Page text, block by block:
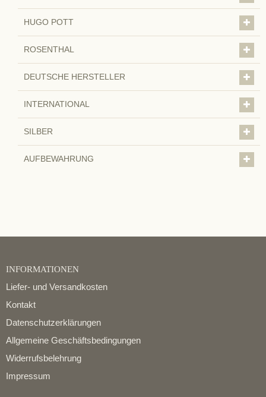
HUGO POTT
ROSENTHAL
DEUTSCHE HERSTELLER
INTERNATIONAL
SILBER
AUFBEWAHRUNG
INFORMATIONEN
Liefer- und Versandkosten
Kontakt
Datenschutzerklärungen
Allgemeine Geschäftsbedingungen
Widerrufsbelehrung
Impressum